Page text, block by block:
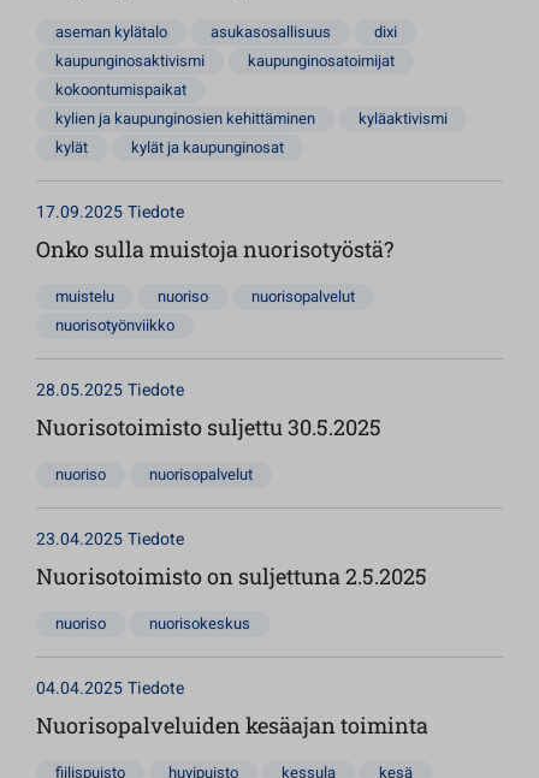
aseman kylätalo asukasosallisuus
dixi
kaupunginosaktivismi
kaupunginosatoimijat
kokoontumispaikat
kylien ja kaupunginosien kehittäminen
kyläaktivismi
kylät
kylät ja kaupunginosat
17.09.2025Tiedote
Onko sulla muistoja nuorisotyöstä?
muistelu nuoriso
nuorisopalvelut
nuorisotyönviikko
28.05.2025Tiedote
Nuorisotoimisto suljettu 30.5.2025
nuoriso nuorisopalvelut
23.04.2025Tiedote
Nuorisotoimisto on suljettuna 2.5.2025
nuoriso nuorisokeskus
04.04.2025Tiedote
Nuorisopalveluiden kesäajan toiminta
fiilispuisto huvipuisto kessula
kesä